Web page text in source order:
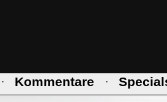
· Kommentare ·